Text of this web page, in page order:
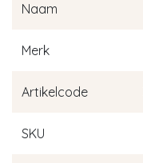
Naam
Merk
Artikelcode
SKU